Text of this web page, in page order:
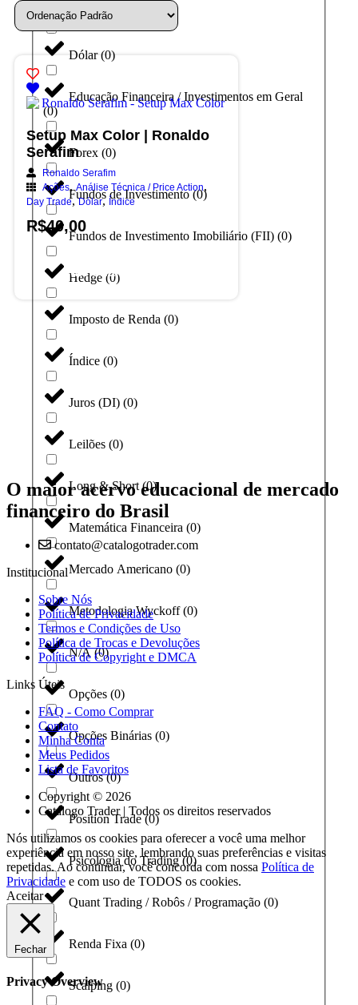
Day Trade
Dólar(0)
Educação Financeira / Investimentos em Geral
(0)
Forex (0)
Fundos de Investimento(0)
Fundos de Investimento Imobiliário (FII) (0)
Hedge (0)
Imposto de Renda (0)
Índice (0)
Juros (DI) (0)
Leilões (0)
Long & Short(0)
Matemática Financeira (0)
Mercado Americano (0)
Metodologia Wyckoff(0)
N/A(0)
Opções (0)
Opções Binárias (0)
Outros(0)
Position Trade(0)
Psicologia do Trading(0)
Quant Trading / Robôs / Programação (0)
Renda Fixa (0)
Scalping (0)
Setup Max Color | Ronaldo
Serafim
Ronaldo Serafim
Ações, Análise Técnica / Price Action,
Day Trade,Dólar, Índice
R$40,00
Adicionar ao carrinho
O maior acervo educacional de mercado
financeiro do Brasil
contato@catalogotrader.com
Institucional
Sobre Nós
Política de Privacidade
Termos e Condições de Uso
Política de Trocas e Devoluções
Política de Copyright e DMCA
Links Úteis
FAQ - Como Comprar
Contato
Minha Conta
Meus Pedidos
Lista de Favoritos
Copyright © 2026
Catálogo Trader | Todos os direitos reservados
Nós utilizamos os cookies para oferecer a você uma melhor
experiência em nosso site, lembrando suas preferências e visitas
repetidas. Ao continuar, você concorda com nossa Política de
Privacidade e com uso de TODOS os cookies.
Aceitar
Fechar
Privacy Overview